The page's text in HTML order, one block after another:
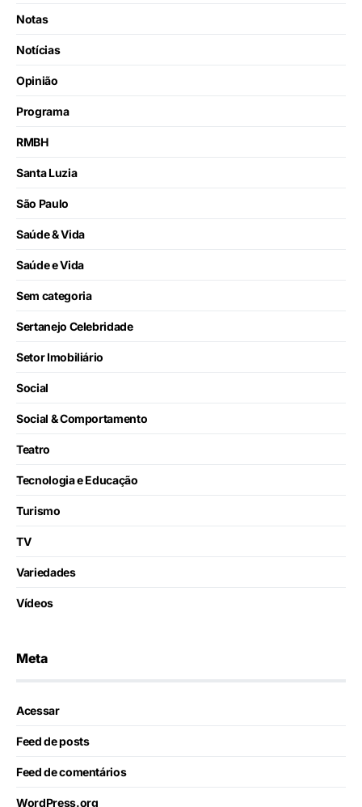
Notas
Notícias
Opinião
Programa
RMBH
Santa Luzia
São Paulo
Saúde & Vida
Saúde e Vida
Sem categoria
Sertanejo Celebridade
Setor Imobiliário
Social
Social & Comportamento
Teatro
Tecnologia e Educação
Turismo
TV
Variedades
Vídeos
Meta
Acessar
Feed de posts
Feed de comentários
WordPress.org